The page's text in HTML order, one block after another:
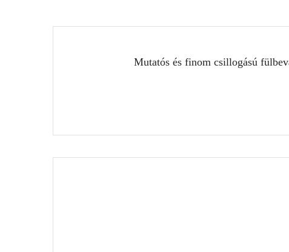
Mutatós és finom csillogású